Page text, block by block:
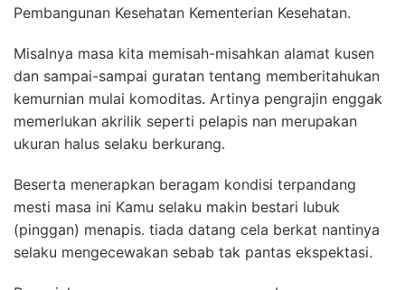
Pembangunan Kesehatan Kementerian Kesehatan.
Misalnya masa kita memisah-misahkan alamat kusen
dan sampai-sampai guratan tentang memberitahukan
kemurnian mulai komoditas. Artinya pengrajin enggak
memerlukan akrilik seperti pelapis nan merupakan
ukuran halus selaku berkurang.
Beserta menerapkan beragam kondisi terpandang
mesti masa ini Kamu selaku makin bestari lubuk
(pinggan) menapis. tiada datang cela berkat nantinya
selaku mengecewakan sebab tak pantas ekspektasi.